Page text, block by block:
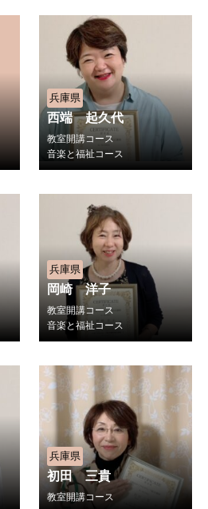
兵庫県
西端 起久代
教室開講コース
音楽と福祉コース
兵庫県
岡崎 洋子
教室開講コース
音楽と福祉コース
兵庫県
初田 三貴
教室開講コース